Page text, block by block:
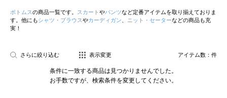
ボトムスの商品一覧です。 スカート やパンツなど定番アイテムを取り揃えておりま
す。他にもシャツ・ブラウスやカーディガン ニット・セーターなどの商品も充
実！
さらに絞り込む 表示変更 アイテム数： 件
条件に一致する商品は見つかりませんでした。
お手数ですが、検索条件を変更してください。